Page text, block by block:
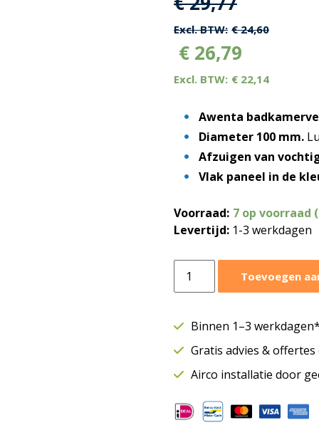
prijs
was:
€ 29,77.
prijs
is:
€ 29,77.
€24,60
€ 26,79
€ 22,14
Awenta
Diameter 100 mm.
Afzuigen van
Vlak paneel in de
Voorraad: 7 op voorraad
Levertijd: 1-3 werkdagen
TRAX
Ø100
|
Tot
m³/h
|
Toevoegen
Binnen 1–3
Gratis advies &
Airco installatie door